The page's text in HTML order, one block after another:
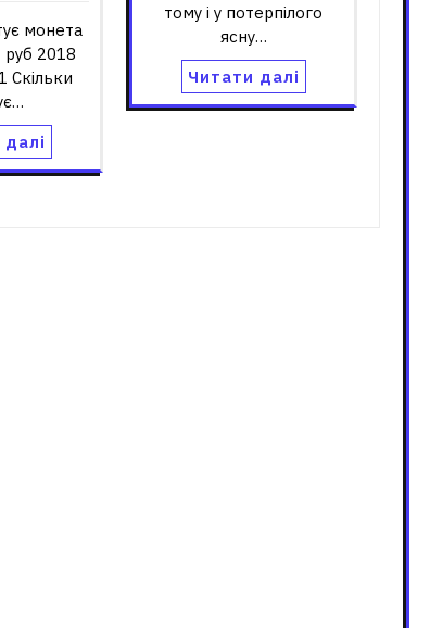
монета
руб 2018
Скільки
тому і у потерпілого
ясну…
Читати далі